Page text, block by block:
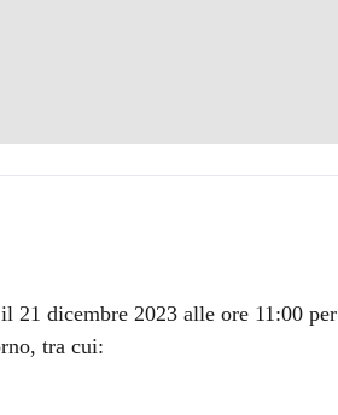
dicembre 2023 alle ore 11:00 per
tra cui: